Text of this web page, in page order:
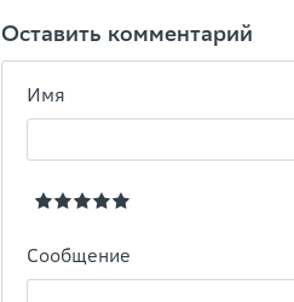
Оставить комментарий
Имя
Сообщение